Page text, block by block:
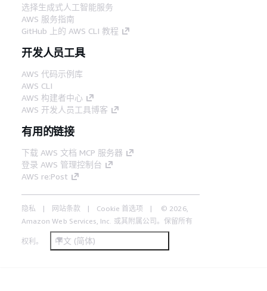
选择生成式人工智能服务
AWS 服务指南
GitHub 上的 AWS CLI 教程
开发人员工具
AWS 代码示例库
AWS CLI
AWS 构建者中心
AWS 开发人员工具博客
有用的链接
下载 AWS 文档 MCP 服务器
登录 AWS 管理控制台
AWS re:Post
隐私 网站条款 Cookie 首选项
© 2026,
Amazon Web Services, Inc. 或其附属公司。保留所有
权利。 中文 (简体)